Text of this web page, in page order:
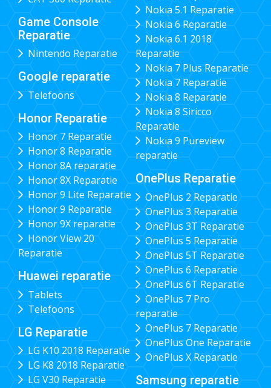
Game Console
Reparatie
Nintendo Reparatie
Google reparatie
Telefoons
Honor Reparatie
Honor 7 Reparatie
Honor 8 Reparatie
Honor 8A reparatie
Honor 8X Reparatie
Honor 9 Lite Reparatie
Honor 9 Reparatie
Honor 9X reparatie
Honor View 20
Reparatie
Huawei reparatie
Tablets
Telefoons
LG Reparatie
LG K10 2018 Reparatie
LG K8 2018 Reparatie
LG V30 Reparatie
Nokia 5.1 Reparatie
Nokia 6 Reparatie
Nokia 6.1 2018
Reparatie
Nokia 7 Plus Reparatie
Nokia 7 Reparatie
Nokia 8 Reparatie
Nokia 8 Siricco
Reparatie
Nokia 9 Pureview
reparatie
OnePlus Reparatie
OnePlus 2 Reparatie
OnePlus 3 Reparatie
OnePlus 3T Reparatie
OnePlus 5 Reparatie
OnePlus 5T Reparatie
OnePlus 6 Reparatie
OnePlus 6T Reparatie
OnePlus 7 Pro
reparatie
OnePlus 7 Reparatie
OnePlus One Reparatie
OnePlus X Reparatie
Samsung reparatie